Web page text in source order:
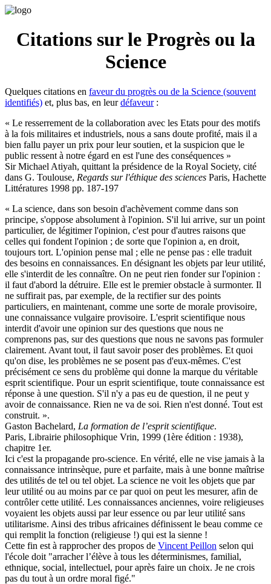
Citations sur le Progrès ou la
Science
Quelques citations en faveur du progrès ou de la Science (souvent
identifiés) et, plus bas, en leurdéfaveur:
« Le resserrement de la collaboration avec les Etats pour des motifs
à la fois militaires et industriels, nous a sans doute profité, mais il a
bien fallu payer un prix pour leur soutien, et la suspicion que le
public ressent à notre égard en est l'une des conséquences »
Sir Michael Atiyah, quittant la présidence de la Royal Society, cité
dans G. Toulouse, Regards sur l'éthique des sciences Paris, Hachette
Littératures 1998 pp. 187-197
« La science, dans son besoin d'achèvement comme dans son
principe, s'oppose absolument à l'opinion. S'il lui arrive, sur un point
particulier, de légitimer l'opinion, c'est pour d'autres raisons que
celles qui fondent l'opinion ; de sorte que l'opinion a, en droit,
toujours tort. L'opinion pense mal ; elle ne pense pas : elle traduit
des besoins en connaissances. En désignant les objets par leur utilité,
elle s'interdit de les connaître. On ne peut rien fonder sur l'opinion :
il faut d'abord la détruire. Elle est le premier obstacle à surmonter. Il
ne suffirait pas, par exemple, de la rectifier sur des points
particuliers, en maintenant, comme une sorte de morale provisoire,
une connaissance vulgaire provisoire. L'esprit scientifique nous
interdit d'avoir une opinion sur des questions que nous ne
comprenons pas, sur des questions que nous ne savons pas formuler
clairement. Avant tout, il faut savoir poser des problèmes. Et quoi
qu'on dise, les problèmes ne se posent pas d'eux-mêmes. C'est
précisément ce sens du problème qui donne la marque du véritable
esprit scientifique. Pour un esprit scientifique, toute connaissance est
réponse à une question. S'il n'y a pas eu de question, il ne peut y
avoir de connaissance. Rien ne va de soi. Rien n'est donné. Tout est
construit. ».
Gaston Bachelard, La formation de l’esprit scientifique.
Paris, Librairie philosophique Vrin, 1999 (1ère édition : 1938),
chapitre 1er.
Ici c'est la propagande pro-science. En vérité, elle ne vise jamais à la
connaissance intrinsèque, pure et parfaite, mais à une bonne maîtrise
des utilités de tel ou tel objet. La science ne voit les objets que par
leur utilité ou au moins par ce par quoi on peut les mesurer, afin de
contrôler cette utilité. Les connaissances anciennes, voire religieuses
voyaient les objets aussi par leur essence ou par leur utilité sans
utilitarisme. Ainsi des tribus africaines définissent le beau comme ce
qui remplit la fonction (religieuse !) qui est la sienne !
Cette fin est à rapprocher des propos de Vincent Peillon selon qui
l'école doit "arracher l’élève à tous les déterminismes, familial,
ethnique, social, intellectuel, pour après faire un choix. Je ne crois
pas du tout à un ordre moral figé."